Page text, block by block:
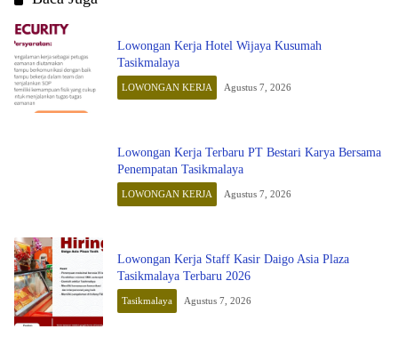
Lowongan Kerja Hotel Wijaya Kusumah
Tasikmalaya
LOWONGAN KERJA Agustus 7, 2026
Lowongan Kerja Terbaru PT Bestari Karya Bersama
Penempatan Tasikmalaya
LOWONGAN KERJA Agustus 7, 2026
Lowongan Kerja Staff Kasir Daigo Asia Plaza
Tasikmalaya Terbaru 2026
Tasikmalaya Agustus 7, 2026